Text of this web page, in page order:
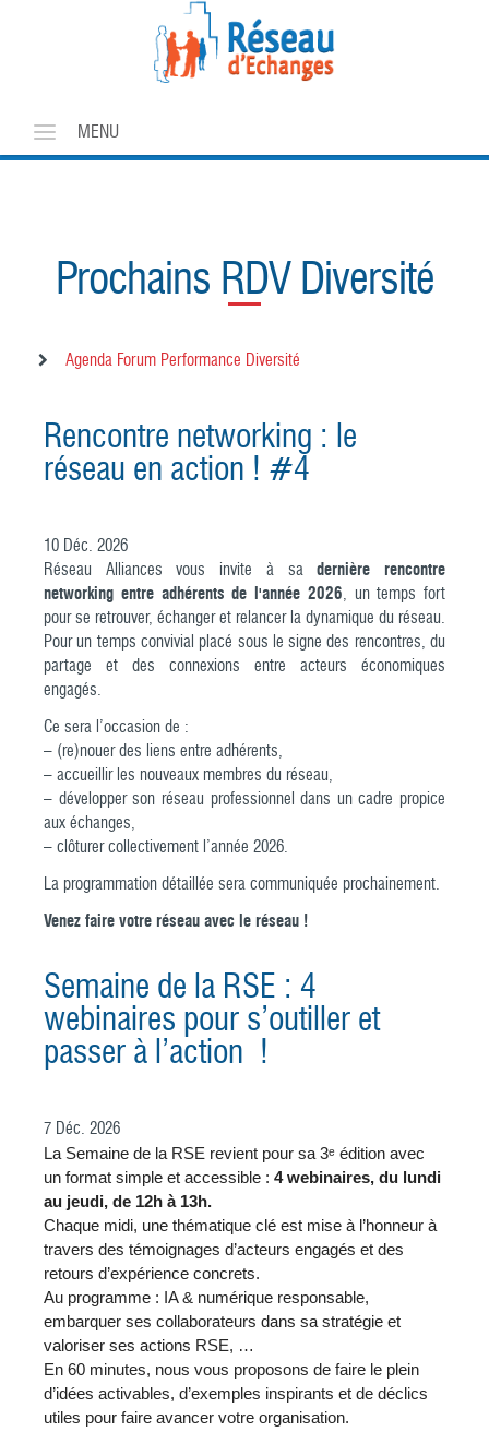
MENU
PROCHAINS RDV DIVERSITÉ
Prochains RDV Diversité
Agenda Forum Performance Diversité
Rencontre networking : le
réseau en action ! #4
10 Déc. 2026
Réseau Alliances vous invite à sadernière rencontre
networking entre adhérents de l'année 2026, un temps fort
pour se retrouver, échanger et relancer la dynamique du réseau.
Pour un temps convivial placé sous le signe des rencontres, du
partage et des connexions entre acteurs économiques
engagés.
Ce sera l’occasion de :
– (re)nouer des liens entre adhérents,
– accueillir les nouveaux membres du réseau,
– développer son réseau professionnel dans un cadre propice
aux échanges,
– clôturer collectivement l’année 2026.
La programmation détaillée sera communiquée prochainement.
Venez faire votre réseau avec le réseau !
Semaine de la RSE : 4
webinaires pour s’outiller et
passer à l’action !
7 Déc. 2026
La Semaine de la RSE revient pour sa 3ᵉ édition avec
un format simple et accessible : 4 webinaires, du lundi
au jeudi, de 12h à 13h.
Chaque midi, une thématique clé est mise à l’honneur à
travers des témoignages d’acteurs engagés et des
retours d’expérience concrets.
Au programme : IA & numérique responsable,
embarquer ses collaborateurs dans sa stratégie et
valoriser ses actions RSE, …
En 60 minutes, nous vous proposons de faire le plein
d’idées activables, d’exemples inspirants et de déclics
utiles pour faire avancer votre organisation.